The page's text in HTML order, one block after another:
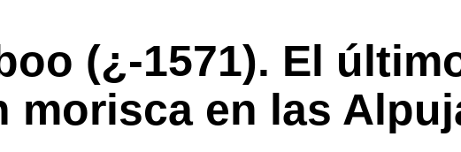
(¿-1571). El
morisca en las